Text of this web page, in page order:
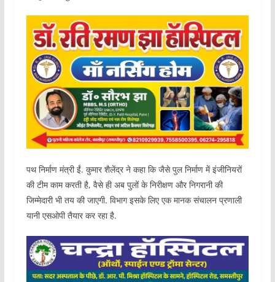
पथ निर्माण मंत्री ईं. कुमार शैलेंद्र ने कहा कि जैसे पुल निर्माण में इंजीनियरों
की टीम काम करती है, वैसे ही अब पुलों के निरीक्षण और निगरानी की
जिम्मेदारी भी तय की जाएगी. विभाग इसके लिए एक मानक संचालन प्रणाली
यानी एसओपी तैयार कर रहा है.